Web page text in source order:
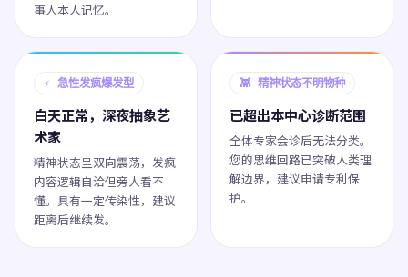
事人本人记忆。
⚡ 急性发疯爆发型
白天正常，深夜抽象艺
术家
精神状态呈双向震荡，发疯
内容逻辑自洽但旁人看不
懂。具有一定传染性，建议
距离后继续发。
👾 精神状态不明物种
已超出本中心诊断范围
全体专家会诊后无法分类。
您的思维回路已突破人类理
解边界，建议申请专利保
护。